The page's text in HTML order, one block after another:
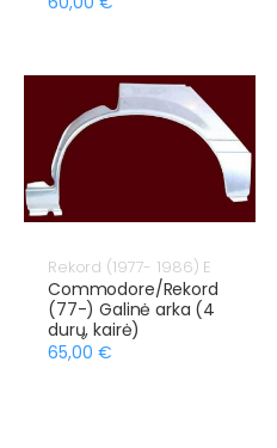
Rekord (1977- 1986) E
Commodore/Rekord
(77-) Galinė arka (4
durų, kairė)
65,00 €